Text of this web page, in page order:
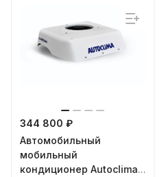
344 800 ₽
Автомобильный
мобильный
кондиционер Autoclima